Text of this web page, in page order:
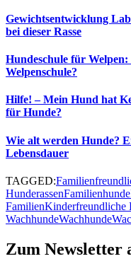
Gewichtsentwicklung
bei dieser Rasse
Hundeschule für
Welpenschule?
Hilfe! – Mein Hund hat
für Hunde?
Wie alt werden Hunde?
Lebensdauer
TAGGED:
HunderassenFamilienhunde
FamilienKinderfreundliche
WachhundeWachhunde
Zum Newsletter